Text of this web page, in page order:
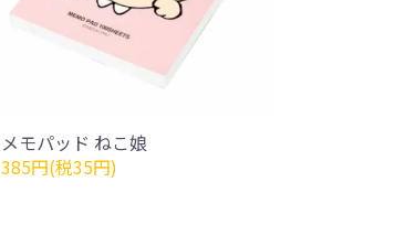
メモパッド ねこ娘
385円(税35円)